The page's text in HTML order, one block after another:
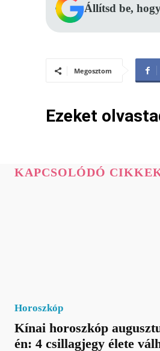
Állítsd be,
Megosztom
Ezeket
KAPCSOLÓDÓ
Horoszkóp
Kínai horoszkóp
én: 4 csillagjegy élete